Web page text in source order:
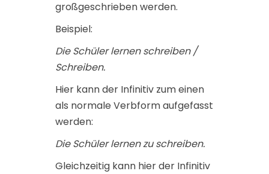
großgeschrieben werden.
Beispiel:
Die Schüler lernen schreiben /
Schreiben.
Hier kann der Infinitiv zum einen
als normale Verbform aufgefasst
werden:
Die Schüler lernen zu schreiben.
Gleichzeitig kann hier der Infinitiv